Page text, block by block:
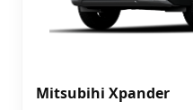
Mitsubihi Xpander